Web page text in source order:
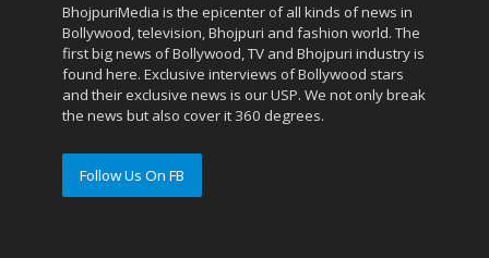
BhojpuriMedia is the epicenter of all kinds of news in
Bollywood, television, Bhojpuri and fashion world. The
first big news of Bollywood, TV and Bhojpuri industry is
found here. Exclusive interviews of Bollywood stars
and their exclusive news is our USP. We not only break
the news but also cover it 360 degrees.
Follow Us On FB